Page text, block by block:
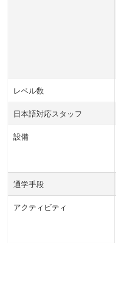
レベル数
日本語対応スタッフ
設備
通学手段
アクティビティ